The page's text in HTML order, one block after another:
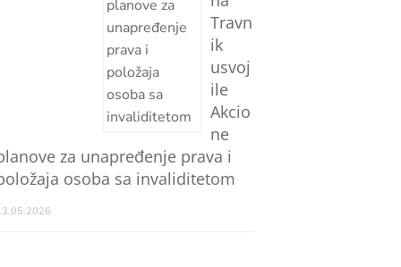
Travn
ik
usvoj
ile
Akcio
ne
za unapređenje prava i
osoba sa invaliditetom